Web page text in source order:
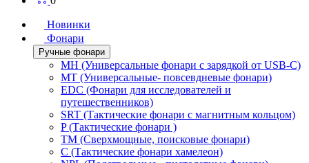
Новинки
Фонари
Ручные фонари
MH (Универсальные фонари с зарядкой от USB-C)
MT (Универсальные- повсевдневые фонари)
EDC (Фонари для исследователей и
путешественников)
SRT (Тактические фонари с магнитным кольцом)
P (Тактические фонари )
TM (Сверхмощные, поисковые фонари)
C (Тактические фонари хамелеон)